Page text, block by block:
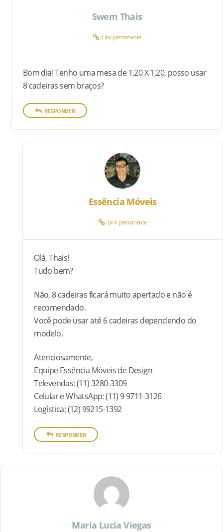
Swem Thais
Link permanente
Bom dia! Tenho uma mesa de 1,20 X 1,20, posso usar
8 cadeiras sem braços?
RESPONDER
Essência Móveis
Link permanente
Olá, Thais!
Tudo bem?
Não, 8 cadeiras ficará muito apertado e não é
recomendado.
Você pode usar até 6 cadeiras dependendo do
modelo.
Atenciosamente,
Equipe Essência Móveis de Design
Televendas: (11) 3280-3309
Celular e WhatsApp: (11) 9 9711-3126
Logística: (12) 99215-1392
RESPONDER
Maria Lucia Viegas